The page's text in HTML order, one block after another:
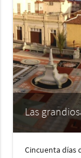
Cincuenta días